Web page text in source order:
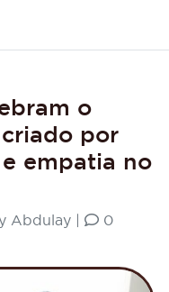
o
por
empatia no
Abdulay |
0